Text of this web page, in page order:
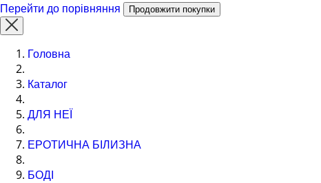
Перейти до порівняння Продовжити покупки
Головна
Каталог
ДЛЯ НЕЇ
ЕРОТИЧНА БІЛИЗНА
БОДІ